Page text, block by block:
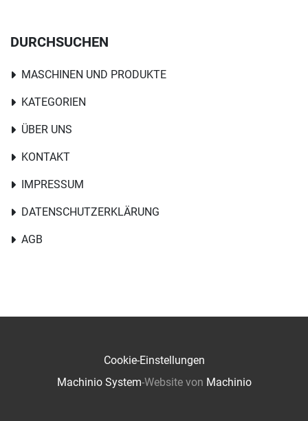
DURCHSUCHEN
MASCHINEN UND PRODUKTE
KATEGORIEN
ÜBER UNS
KONTAKT
IMPRESSUM
DATENSCHUTZERKLÄRUNG
AGB
Cookie-Einstellungen
Machinio System-Website von Machinio